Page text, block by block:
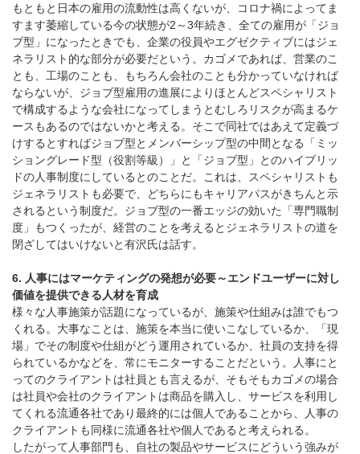
もともと日本の雇用の流動性は高くないが、コロナ禍によってま
すます萎縮している今の状態が2～3年続き、全ての雇用が「ジョ
ブ型」になったときでも、企業の役員やエグゼクティブにはジェ
ネラリスト的な部分が必要だという。カゴメであれば、営業のこ
とも、工場のことも、もちろん会社のことも分かっていなければ
ならないが、ジョブ型雇用の進展によりほとんどスペシャリスト
で構成するような会社になってしまうとむしろリスクが高まるケ
ースもあるのではないかと考える。そこで同社ではあえて定義づ
けするとすればジョブ型とメンバーシップ型の中間となる「ミッ
ショングレード型（役割等級）」と「ジョブ型」とのハイブリッ
ドの人事制度にしているとのことだ。これは、スペシャリストも
ジェネラリストも必要で、どちらにもキャリアパスがきちんと示
されるという制度だ。ジョブ型の一番エッジの効いた「専門職制
度」もつくったが、経営のことを考えるとジェネラリストの道を
閉ざしてはいけないと有沢氏は話す。
6. 人事にはマーケティングの発想が必要～エンドユーザーに対し
価値を提供できる人材を育成
様々な人事施策が話題になっているが、施策や仕組みは誰でもつ
くれる。大事なことは、施策を本当に使いこなしているか、「現
場」でその制度や仕組がどう運用されているか、社員の支持を得
られているかなどを、常にモニターすることだという。人事にと
ってのクライアントは社員とも言えるが、そもそもカゴメの場合
は社員や会社のクライアントは商品を購入し、サービスを利用し
てくれる流通各社であり最終的には個人であることから、人事の
クライアントも同様に流通各社や個人であると考えられる。
したがって人事部門も、自社の製品やサービスにどういう強みが